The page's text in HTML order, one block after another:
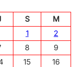
S
M
1
2
8
9
15
16